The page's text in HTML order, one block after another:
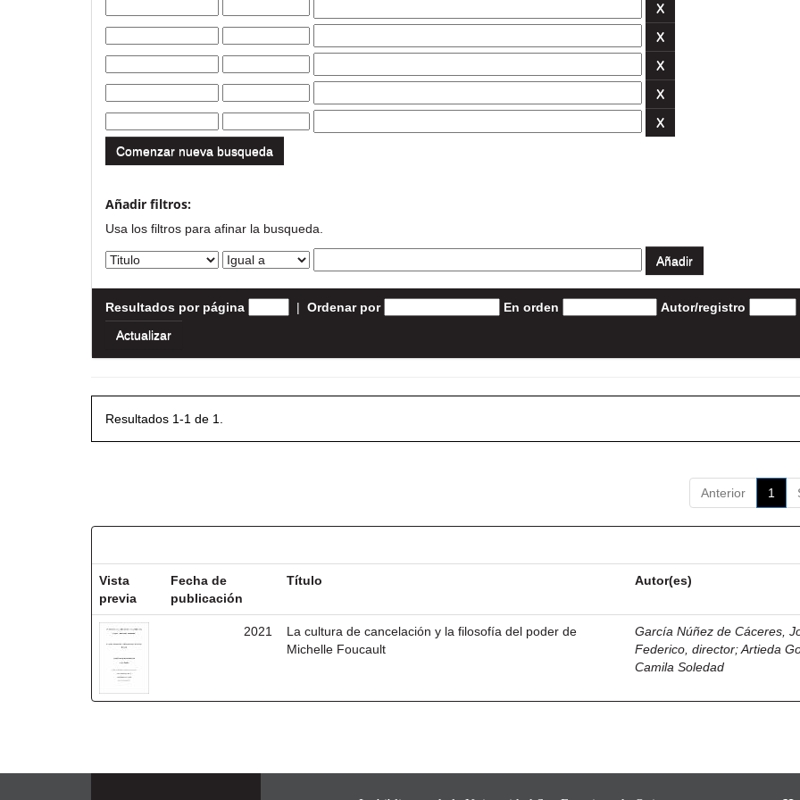
Comenzar nueva busqueda
Añadir filtros:
Usa los filtros para afinar la busqueda.
Resultados por página | Ordenar por En orden Autor/registro
Resultados 1-1 de 1.
Anterior 1
Vista
previa
Fecha de
publicación
Título Autor(es)
2021
La cultura de cancelación y la filosofía del poder de
Michelle Foucault
García Núñez de Cáceres,
Federico, director;Artieda
Camila Soledad